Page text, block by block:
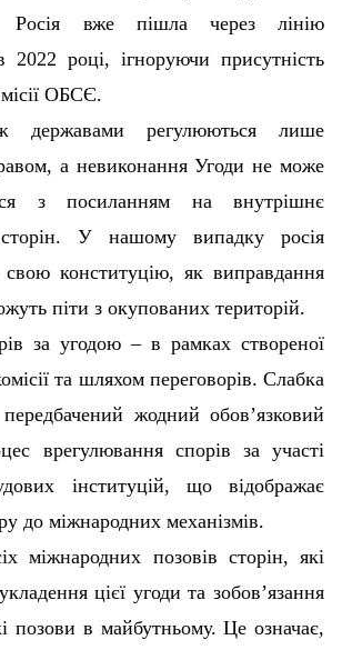
Росія вже пішла через лінію
2022 році, ігноруючи присутність
ОБСЄ.
державами регулюються лише
а невиконання Угоди не може
з посиланням на внутрішнє
сторін. У нашому випадку росія
свою конституцію, як виправдання
піти з окупованих територій.
за угодою–в рамках створеної
та шляхом переговорів. Слабка
жодний обов’язковий
врегулювання спорів за участі
інституцій, що відображає
до міжнародних механізмів.
міжнародних позовів сторін, які
цієї угоди та зобов’язання
позови в майбутньому. Це означає,